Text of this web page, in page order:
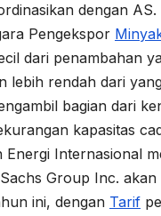
dengan AS.
Pengekspor
dari penambahan
lebih rendah dari
bagian dari
kapasitas
Energi Internasional
Group Inc.
ini, dengan Tarif